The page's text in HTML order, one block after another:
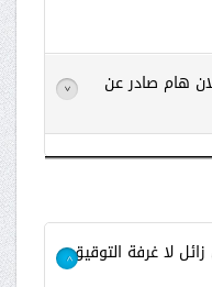
هام صادر عن >
اقرأ
لا غرفة التوقيق>